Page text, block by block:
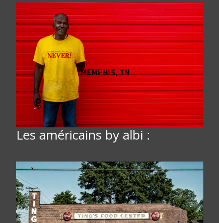
Les américains by albi :